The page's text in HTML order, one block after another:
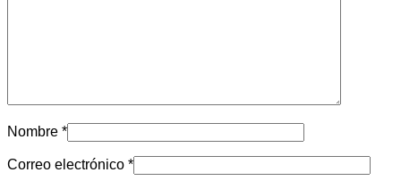
Nombre *
Correo electrónico *